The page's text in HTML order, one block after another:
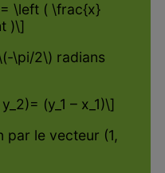
= \left ( \frac{x}
)\]
\pi/2\) radians
(y_1 – x_1)\]
par le vecteur (1,